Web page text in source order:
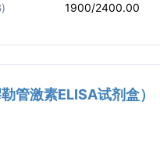
1900/2400.00
管激素ELISA试剂盒）